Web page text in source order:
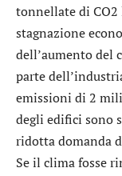
tonnellate di CO2
stagnazione
dell’aumento del
parte
emissioni di 2
degli edifici sono
ridotta domanda
Se il clima fosse